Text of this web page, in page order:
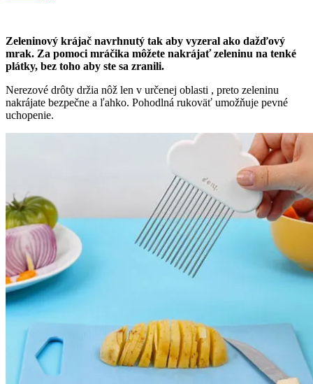
Zeleninový krájač navrhnutý tak aby vyzeral ako dažďový
mrak. Za pomoci mráčika môžete nakrájať zeleninu na tenké
plátky, bez toho aby ste sa zranili.
Nerezové drôty držia nôž len v určenej oblasti , preto zeleninu
nakrájate bezpečne a ľahko. Pohodlná rukoväť umožňuje pevné
uchopenie.